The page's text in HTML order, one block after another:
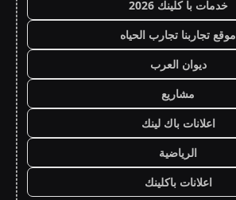
خدمات با كلينك 2026
موقع تجاربنا تجارب الحياه
ديوان العرب
مشاريع
اعلانات باك لينك
الرياضية
اعلانات باكلينك